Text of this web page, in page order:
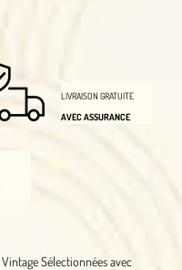
Sélectionnées avec
LIVRAISON GRATUITE
AVEC ASSURANCE